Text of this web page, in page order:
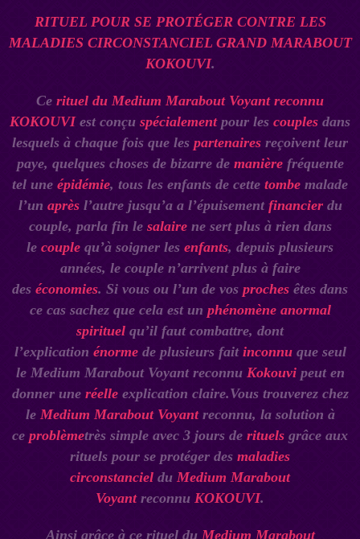
RITUEL POUR SE PROTÉGER CONTRE LES
MALADIES CIRCONSTANCIEL GRAND MARABOUT
KOKOUVI.
Ce rituel du Medium Marabout Voyant reconnu
KOKOUVIest conçu spécialement pour les couples dans
lesquels à chaque fois que les partenaires reçoivent leur
paye, quelques choses de bizarre de manière fréquente
tel une épidémie, tous les enfants de cette tombe malade
l’un après l’autre jusqu’a a l’épuisement financier du
couple, parla fin le salairene sert plus à rien dans
le couple qu’à soigner les enfants, depuis plusieurs
années, le couple n’arrivent plus à faire
des économies. Si vous ou l’un de vos proches êtes dans
ce cas sachez que cela est un phénomène anormal
spirituel qu’il faut combattre, dont
l’explication énormede plusieurs fait inconnu que seul
le Medium Marabout Voyant reconnu Kokouvi peut en
donner une réelleexplication claire.Vous trouverez chez
le Medium Marabout Voyant reconnu, la solution à
ce problèmetrès simple avec 3 jours de rituels grâce aux
rituels pour se protéger des maladies
circonstanciel du Medium Marabout
Voyantreconnu KOKOUVI.
Ainsi grâceà ce rituel du Medium Marabout